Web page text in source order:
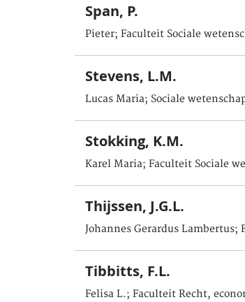
Span, P.
Pieter; Faculteit Sociale
Stevens, L.M.
Lucas Maria; Sociale
Stokking, K.M.
Karel Maria; Faculteit Sociale
Thijssen, J.G.L.
Johannes Gerardus Lambertus;
Tibbitts, F.L.
Felisa L.; Faculteit Recht,